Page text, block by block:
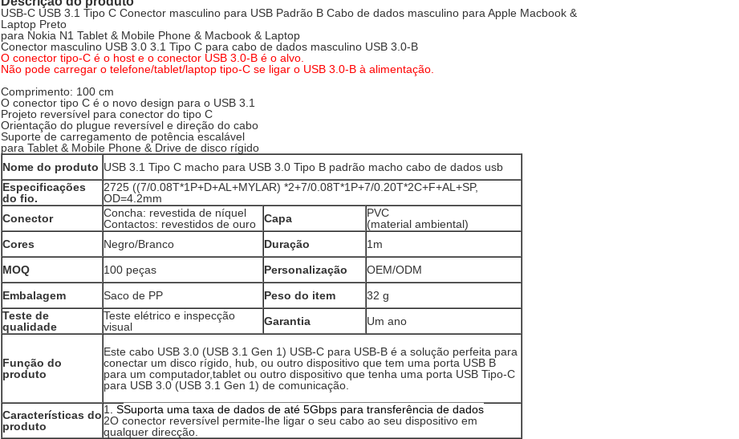
USB-C USB 3.1 Tipo C Conector masculino para USB Padrão B Cabo de dados masculino para Apple Macbook &
Laptop Preto
para Nokia N1 Tablet & Mobile Phone & Macbook & Laptop
Conector masculino USB 3.0 3.1 Tipo C para cabo de dados masculino USB 3.0-B
O conector tipo-C é o host e o conector USB 3.0-B é o alvo.
Não pode carregar o telefone/tablet/laptop tipo-C se ligar o USB 3.0-B à alimentação.
Comprimento: 100 cm
O conector tipo C é o novo design para o USB 3.1
Projeto reversível para conector do tipo C
Orientação do plugue reversível e direção do cabo
Suporte de carregamento de potência escalável
para Tablet & Mobile Phone & Drive de disco rígido
Nome do produto USB 3.1 Tipo C macho para USB 3.0 Tipo B padrão macho cabo de dados usb
Especificações
do fio.
2725 ((7/0.08T*1P+D+AL+MYLAR) *2+7/0.08T*1P+7/0.20T*2C+F+AL+SP,
OD=4.2mm
Conector
Concha: revestida de níquel
Contactos: revestidos de ouro
Capa
PVC
(material ambiental)
Cores
Negro/Branco Duração
1m
MOQ
100 peças Personalização
OEM/ODM
Embalagem
Saco de PP Peso do item
32 g
Teste de
qualidade
Teste elétrico e inspecção
visual
Garantia Um ano
Função do
produto
Este cabo USB 3.0 (USB 3.1 Gen 1) USB-C para USB-B é a solução perfeita para
conectar um disco rígido, hub, ou outro dispositivo que tem uma porta USB B
para um computador,tablet ou outro dispositivo que tenha uma porta USB Tipo-C
para USB 3.0 (USB 3.1 Gen 1) de comunicação.
Características do
produto
1 . SSuporta uma taxa de dados de até 5Gbps para transferência de dados
2O conector reversível permite-lhe ligar o seu cabo ao seu dispositivo em
qualquer direcção.